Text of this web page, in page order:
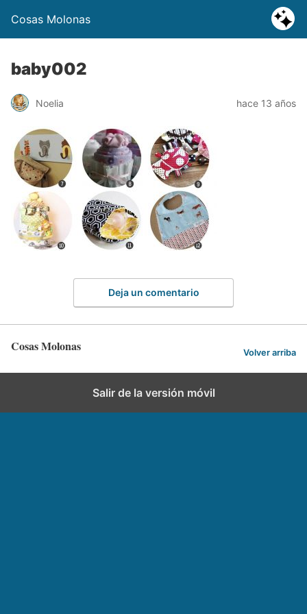
Cosas Molonas
baby002
Noelia hace 13 años
Deja un comentario
Cosas Molonas Volver arriba
Salir de la versión móvil